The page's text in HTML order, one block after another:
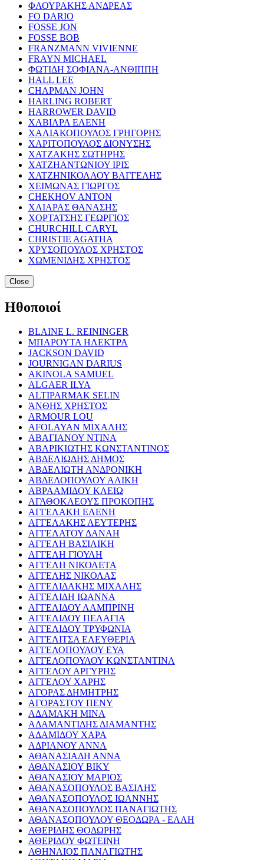
ΦΛΟΥΡΑΚΗΣ ΑΝΔΡΕΑΣ
FO DARIO
FOSSE JON
FOSSE BOB
FRANZMANN VIVIENNE
FRAYN MICHAEL
ΦΩΤΙΔΗ ΣΟΦΙΑΝΑ-ΑΝΘΙΠΠΗ
HALL LEE
CHAPMAN JOHN
HARLING ROBERT
HARROWER DAVID
ΧΑΒΙΑΡΑ ΕΛΕΝΗ
ΧΑΛΙΑΚΟΠΟΥΛΟΣ ΓΡΗΓΟΡΗΣ
ΧΑΡΙΤΟΠΟΥΛΟΣ ΔΙΟΝΥΣΗΣ
ΧΑΤΖΑΚΗΣ ΣΩΤΗΡΗΣ
ΧΑΤΖΗΑΝΤΩΝΙΟΥ ΙΡΙΣ
ΧΑΤΖΗΝΙΚΟΛΑΟΥ ΒΑΓΓΕΛΗΣ
ΧΕΙΜΩΝΑΣ ΓΙΩΡΓΟΣ
CHEKHOV ANTON
ΧΛΙΑΡΑΣ ΘΑΝΑΣΗΣ
ΧΟΡΤΑΤΣΗΣ ΓΕΩΡΓΙΟΣ
CHURCHILL CARYL
CHRISTIE AGATHA
ΧΡΥΣΟΠΟΥΛΟΣ ΧΡΗΣΤΟΣ
ΧΩΜΕΝΙΔΗΣ ΧΡΗΣΤΟΣ
Close
Ηθοποιοί
BLAINE L. REININGER
ΜΠΑΡΟΥΤΑ ΗΛΕΚΤΡΑ
JACKSON DAVID
JOURNIGAN DARIUS
AKINOLA SAMUEL
ALGAER ILYA
ALTIPARMAK SELIN
ΆΝΘΗΣ ΧΡΗΣΤΟΣ
ARMOUR LOU
AFOLAYAN ΜΙΧΑΛΗΣ
ΑΒΑΓΙΑΝΟΥ ΝΤΙΝΑ
ΑΒΑΡΙΚΙΩΤΗΣ ΚΩΝΣΤΑΝΤΙΝΟΣ
ΑΒΔΕΛΙΩΔΗΣ ΔΗΜΟΣ
ΑΒΔΕΛΙΩΤΗ ΑΝΔΡΟΝΙΚΗ
ΑΒΔΕΛΟΠΟΥΛΟΥ ΑΛΙΚΗ
ΑΒΡΑΑΜΙΔΟΥ ΚΛΕΙΩ
ΑΓΑΘΟΚΛΕΟΥΣ ΠΡΟΚΟΠΗΣ
ΑΓΓΕΛΑΚΗ ΕΛΕΝΗ
ΑΓΓΕΛΑΚΗΣ ΛΕΥΤΕΡΗΣ
ΑΓΓΕΛΑΤΟΥ ΔΑΝΑΗ
ΑΓΓΕΛΗ ΒΑΣΙΛΙΚΗ
ΑΓΓΕΛΗ ΓΙΟΥΛΗ
ΑΓΓΕΛΗ ΝΙΚΟΛΕΤΑ
ΑΓΓΕΛΗΣ ΝΙΚΟΛΑΣ
ΑΓΓΕΛΙΔΑΚΗΣ ΜΙΧΑΛΗΣ
ΑΓΓΕΛΙΔΗ ΙΩΑΝΝΑ
ΑΓΓΕΛΙΔΟΥ ΛΑΜΠΡΙΝΗ
ΑΓΓΕΛΙΔΟΥ ΠΕΛΑΓΙΑ
ΑΓΓΕΛΙΔΟΥ ΤΡΥΦΩΝΙΑ
ΑΓΓΕΛΙΤΣΑ ΕΛΕΥΘΕΡΙΑ
ΑΓΓΕΛΟΠΟΥΛΟΥ ΕΥΑ
ΑΓΓΕΛΟΠΟΥΛΟΥ ΚΩΝΣΤΑΝΤΙΝΑ
ΑΓΓΕΛΟΥ ΑΡΓΥΡΗΣ
ΑΓΓΕΛΟΥ ΧΑΡΗΣ
ΑΓΟΡΑΣ ΔΗΜΗΤΡΗΣ
ΑΓΟΡΑΣΤΟΥ ΠΕΝΥ
ΑΔΑΜΑΚΗ ΜΙΝΑ
ΑΔΑΜΑΝΤΙΔΗΣ ΔΙΑΜΑΝΤΗΣ
ΑΔΑΜΙΔΟΥ ΧΑΡΑ
ΑΔΡΙΑΝΟΥ ΑΝΝΑ
ΑΘΑΝΑΣΙΑΔΗ ΑΝΝΑ
ΑΘΑΝΑΣΙΟΥ ΒΙΚΥ
ΑΘΑΝΑΣΙΟΥ ΜΑΡΙΟΣ
ΑΘΑΝΑΣΟΠΟΥΛΟΣ ΒΑΣΙΛΗΣ
ΑΘΑΝΑΣΟΠΟΥΛΟΣ ΙΩΑΝΝΗΣ
ΑΘΑΝΑΣΟΠΟΥΛΟΣ ΠΑΝΑΓΙΩΤΗΣ
ΑΘΑΝΑΣΟΠΟΥΛΟΥ ΘΕΟΔΩΡΑ - ΕΛΛΗ
ΑΘΕΡΙΔΗΣ ΘΟΔΩΡΗΣ
ΑΘΕΡΙΔΟΥ ΦΩΤΕΙΝΗ
ΑΘΗΝΑΙΟΣ ΠΑΝΑΓΙΩΤΗΣ